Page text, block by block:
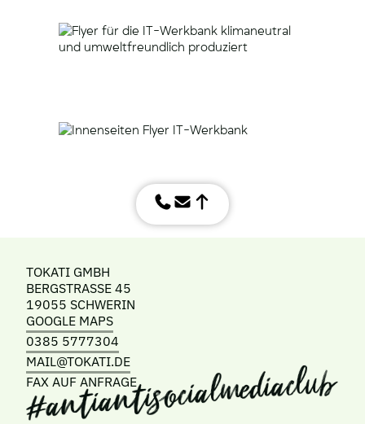
TOKATI GMBH
BERGSTRASSE 45
19055 SCHWERIN
GOOGLE MAPS
0385 5777304
MAIL@TOKATI.DE
FAX AUF ANFRAGE